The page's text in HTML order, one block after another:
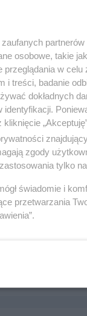
osobowe, takie
w
treści, badanie
dokładnych
zgody
tylko
świadomie i
przetwarzania